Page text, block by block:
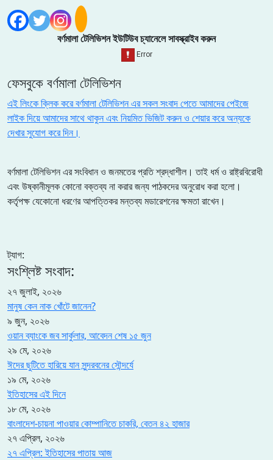
বর্ণমালা টেলিভিশন ইউটিউব চ্যানেলে সাবস্ক্রাইব করুন
ফেসবুকে বর্ণমালা টেলিভিশন
এই লিংকে ক্লিক করে বর্ণমালা টেলিভিশন এর সকল সংবাদ পেতে আমাদের পেইজে
লাইক দিয়ে আমাদের সাথে থাকুন এবং নিয়মিত ভিজিট করুন ও শেয়ার করে অন্যকে
দেখার সুযোগ করে দিন।
বর্ণমালা টেলিভিশন এর সংবিধান ও জনমতের প্রতি শ্রদ্ধাশীল। তাই ধর্ম ও রাষ্ট্রবিরোধী
এবং উষ্কানীমূলক কোনো বক্তব্য না করার জন্য পাঠকদের অনুরোধ করা হলো।
কর্তৃপক্ষ যেকোনো ধরণের আপত্তিকর মন্তব্য মডারেশনের ক্ষমতা রাখেন।
ট্যাগ:
সংশ্লিষ্ট সংবাদ:
২৭ জুলাই, ২০২৬
মানুষ কেন নাক খোঁটে জানেন?
৯ জুন, ২০২৬
ওয়ান ব্যাংকে জব সার্কুলার, আবেদন শেষ ১৫ জুন
২৯ মে, ২০২৬
ঈদের ছুটিতে হারিয়ে যান সুন্দরবনের সৌন্দর্যে
১৯ মে, ২০২৬
ইতিহাসের এই দিনে
১৮ মে, ২০২৬
বাংলাদেশ-চায়না পাওয়ার কোম্পানিতে চাকরি, বেতন ৪২ হাজার
২৭ এপ্রিল, ২০২৬
২৭ এপ্রিল: ইতিহাসের পাতায় আজ